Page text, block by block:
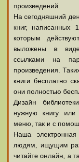
произведений.
На сегодняшний
книг, написанных
которым
выложены в
ссылками на
произведения.
книги бесплатно
они полностью
Дизайн
нужную книгу
меню, так и с
Наша
людям, ищущим
читайте онлайн, а